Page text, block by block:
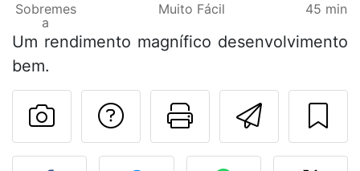
Sobremes
a
Muito Fácil 45 min
Um rendimento magnífico desenvolvimento
bem.
Imprima
Falar com o autor
Fez esta receita?